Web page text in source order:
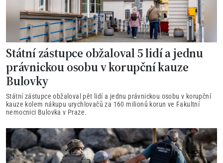
Státní zástupce obžaloval 5 lidí a jednu
právnickou osobu v korupční kauze
Bulovky
Státní zástupce obžaloval pět lidí a jednu právnickou osobu v korupční
kauze kolem nákupu urychlovačů za 160 milionů korun ve Fakultní
nemocnici Bulovka v Praze.